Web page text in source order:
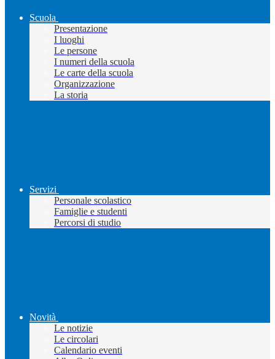
Scuola
Presentazione
I luoghi
Le persone
I numeri della scuola
Le carte della scuola
Organizzazione
La storia
Servizi
Personale scolastico
Famiglie e studenti
Percorsi di studio
Novità
Le notizie
Le circolari
Calendario eventi